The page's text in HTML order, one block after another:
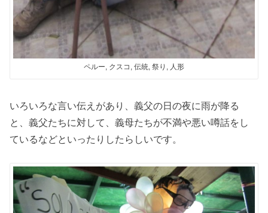
ペルー, クスコ, 伝統, 祭り, 人形
いろいろな言い伝えがあり、義父の日の夜に雨が降る
と、義父たちに対して、義母たちが不満や悪い噂話をし
ているなどといったりしたらしいです。